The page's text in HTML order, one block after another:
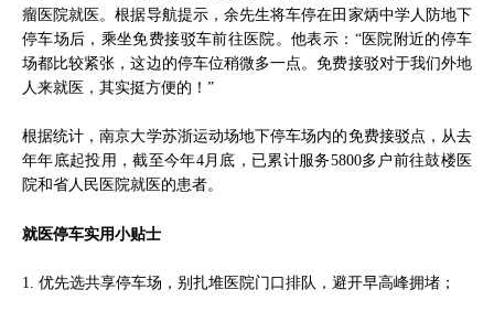
瘤医院就医。根据导航提示，余先生将车停在田家炳中学人防地下
停车场后，乘坐免费接驳车前往医院。他表示：“医院附近的停车
场都比较紧张，这边的停车位稍微多一点。免费接驳对于我们外地
人来就医，其实挺方便的！”
根据统计，南京大学苏浙运动场地下停车场内的免费接驳点，从去
年年底起投用，截至今年4月底，已累计服务5800多户前往鼓楼医
院和省人民医院就医的患者。
就医停车实用小贴士
1. 优先选共享停车场，别扎堆医院门口排队，避开早高峰拥堵；